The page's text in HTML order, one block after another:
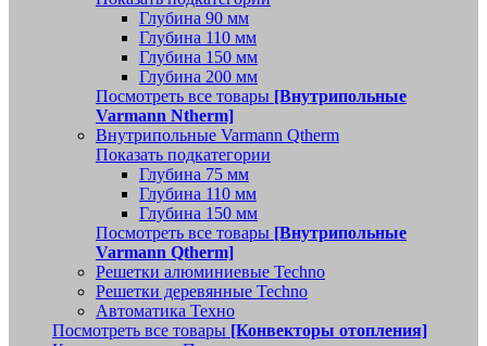
Глубина 90 мм
Глубина 110 мм
Глубина 150 мм
Глубина 200 мм
Посмотреть все товары [Внутрипольные
Varmann Ntherm]
Внутрипольные Varmann Qtherm
Показать подкатегории
Глубина 75 мм
Глубина 110 мм
Глубина 150 мм
Посмотреть все товары [Внутрипольные
Varmann Qtherm]
Решетки алюминиевые Techno
Решетки деревянные Techno
Автоматика Техно
Посмотреть все товары [Конвекторы отопления]